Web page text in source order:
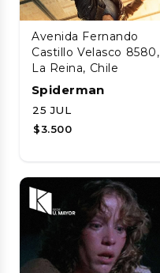
Avenida Fernando
Castillo Velasco 8580,
La Reina, Chile
Spiderman
25 JUL
$3.500